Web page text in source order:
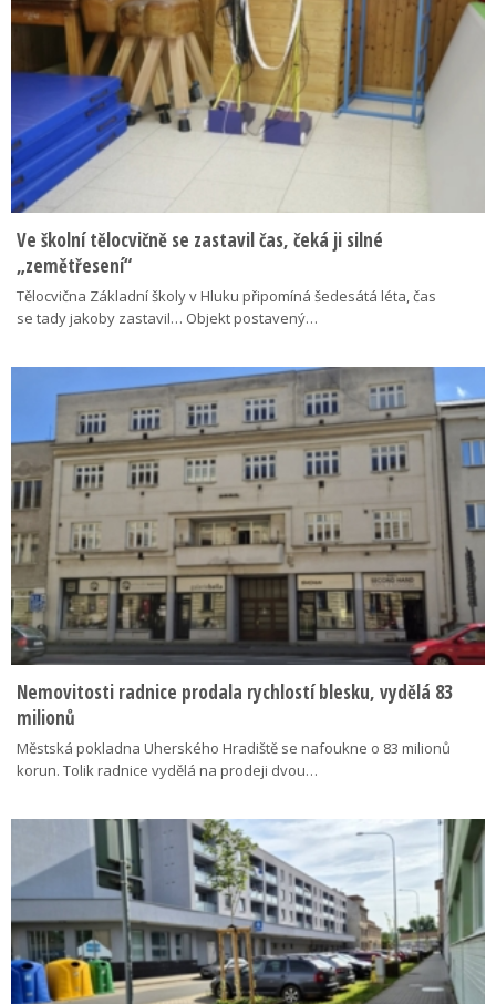
Ve školní tělocvičně se zastavil čas, čeká ji silné
„zemětřesení“
Tělocvična Základní školy v Hluku připomíná šedesátá léta, čas
se tady jakoby zastavil… Objekt postavený…
Nemovitosti radnice prodala rychlostí blesku, vydělá 83
milionů
Městská pokladna Uherského Hradiště se nafoukne o 83 milionů
korun. Tolik radnice vydělá na prodeji dvou…